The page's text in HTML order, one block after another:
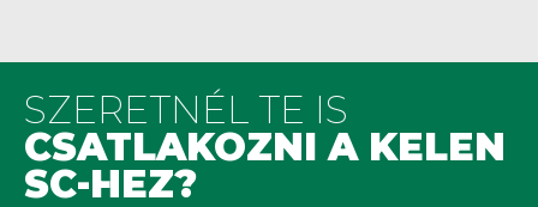
SZERETNÉL TE IS
CSATLAKOZNI A KELEN
SC-HEZ?